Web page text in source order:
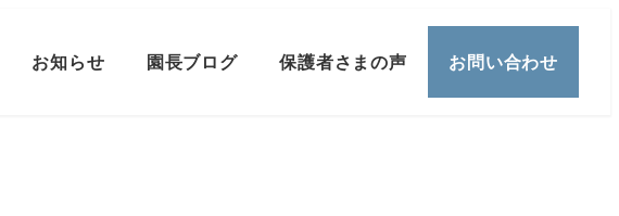
お知らせ 園長ブログ 保護者さまの声 お問い合わせ